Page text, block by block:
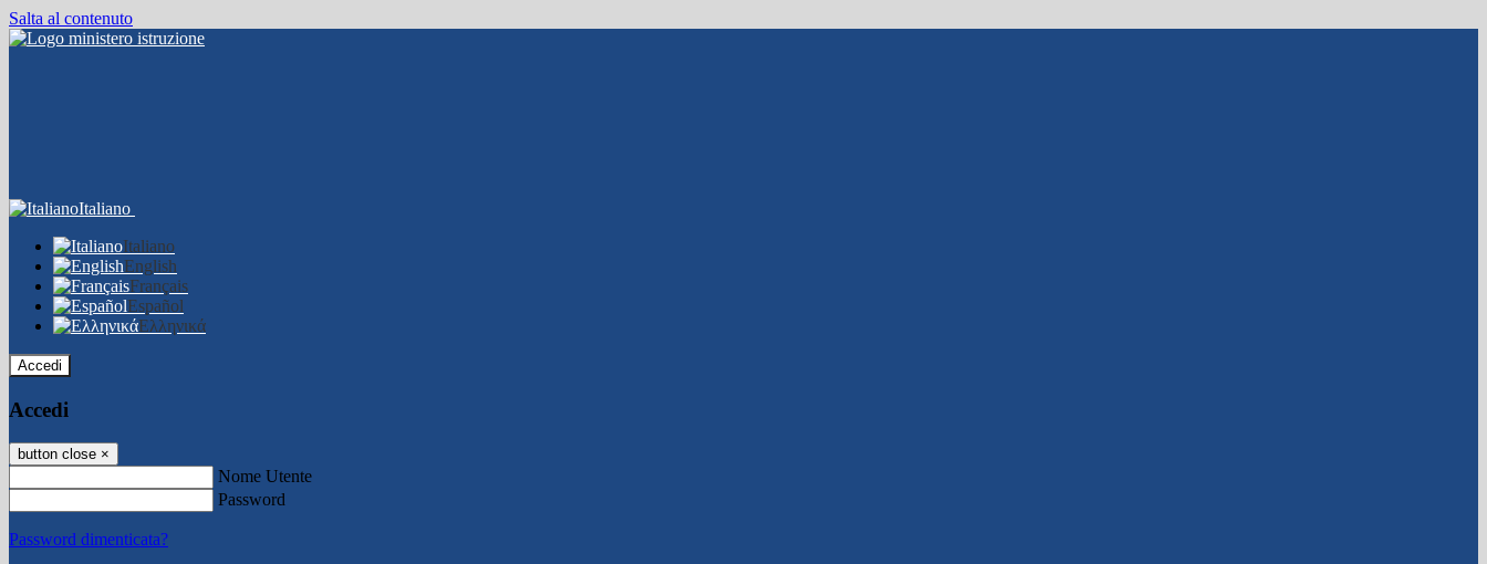
Salta al contenuto
Italiano
Italiano
English
Français
Español
Ελληνικά
Accedi
Accedi
button close ×
Nome Utente
Password
Password dimenticata?